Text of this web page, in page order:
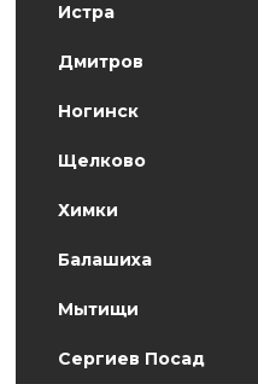
Истра
Дмитров
Ногинск
Щелково
Химки
Балашиха
Мытищи
Сергиев Посад